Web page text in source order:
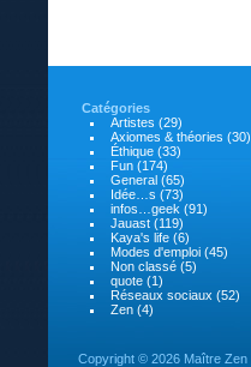
Catégories
Artistes (29)
Axiomes & théories (30)
Éthique (33)
Fun (174)
General (65)
Idée…s (73)
infos…geek (91)
Jauast (119)
Kaya's life (6)
Modes d'emploi (45)
Non classé (5)
quote (1)
Réseaux sociaux (52)
Zen (4)
Copyright © 2026 Maître Zen